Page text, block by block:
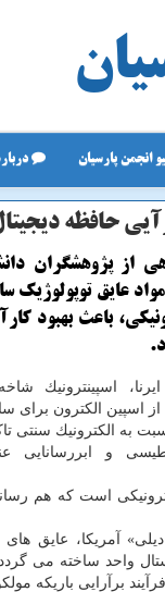
انجمن پارسیان
حافظه
از پژوهشگران
عایق توپولوژیك
باعث بهبود
اسپینترونیك
از اسپین الكترون
به الكترونیك سنتی
و ابررسانایی
است كه هم
آمریكا، عایق های
واحد ساخته می
فرآیند برآرایی